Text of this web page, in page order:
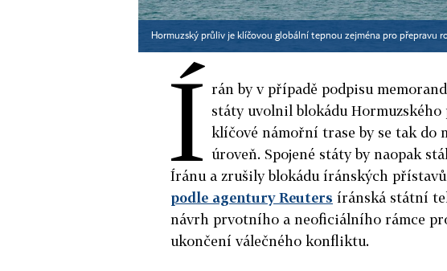
Hormuzský průliv je klíčovou globální tepnou zejména pro přepravu
Í rán by v případě podpisu
státy uvolnil blokádu
klíčové námořní trase by se tak do
úroveň. Spojené státy by naopak
Íránu a zrušily blokádu íránských
podle agentury Reuters íránská státní
návrh prvotního a neoficiálního rámce
ukončení válečného konfliktu.